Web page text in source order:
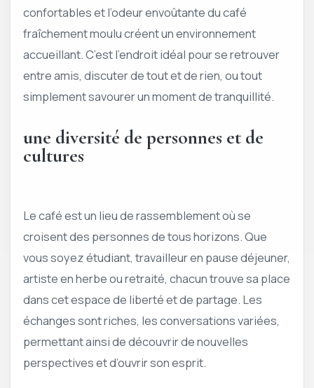
confortables et l’odeur envoûtante du café
fraîchement moulu créent un environnement
accueillant. C’est l’endroit idéal pour se retrouver
entre amis, discuter de tout et de rien, ou tout
simplement savourer un moment de tranquillité.
une diversité de personnes et de
cultures
Le café est un lieu de rassemblement où se
croisent des personnes de tous horizons. Que
vous soyez étudiant, travailleur en pause déjeuner,
artiste en herbe ou retraité, chacun trouve sa place
dans cet espace de liberté et de partage. Les
échanges sont riches, les conversations variées,
permettant ainsi de découvrir de nouvelles
perspectives et d’ouvrir son esprit.